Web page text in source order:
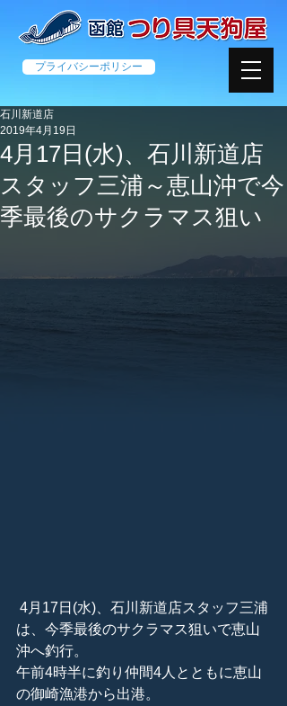
プライバシーポリシー
4月17日(水)、石川新道店
スタッフ三浦～恵山沖で今
季最後のサクラマス狙い
石川新道店
2019年4月19日
は、今季最後のサクラマス狙いで恵山
沖へ釣行。
午前4時半に釣り仲間4人とともに恵山
の御崎漁港から出港。